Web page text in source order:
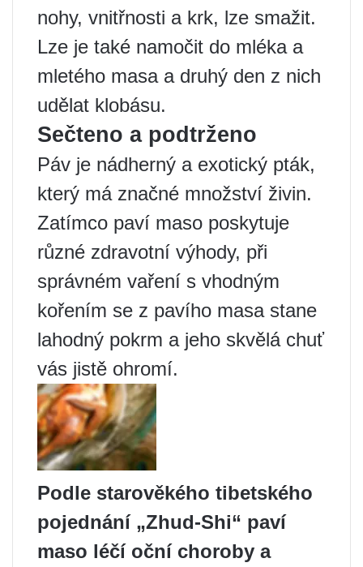
nohy, vnitřnosti a krk, lze smažit.
Lze je také namočit do mléka a
mletého masa a druhý den z nich
udělat klobásu.
Sečteno a podtrženo
Páv je nádherný a exotický pták,
který má značné množství živin.
Zatímco paví maso poskytuje
různé zdravotní výhody, při
správném vaření s vhodným
kořením se z pavího masa stane
lahodný pokrm a jeho skvělá chuť
vás jistě ohromí.
Podle starověkého tibetského
pojednání „Zhud-Shi“ paví
maso léčí oční choroby a